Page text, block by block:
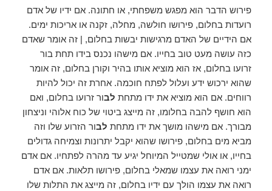
פירוש הדבר הוא מפגש משפחתי, או חתונה. אם ידיו של אדם
רועדות בחלום, פירושו חולשה, מחלה, זקנה או אריכות ימים.
אם הידיים של האדם מרגישות יבשות בחלום, | זה אומר שאדם
כזה עושה מעט טוב בחייו. אם מישהו נכנס בידו תחת בור
זרועו בחלום, אז הוא מוציא אותו בהיר וקורן בחלום, זה אומר
שהוא ירכוש ידע ועלול לפתח חוכמה. אחרת זה יכול להיות
רווחים. אם הוא מוציא את ידו מתחת לבור זרועו בחלום, ואם
הוא חושף להבה בחלומו, זה מייצג ביטוי של כוח אלוהי וניצחון
מבורך. אם מישהו מושך את ידו מתחת לבור הזרוע שלו וזה
מביא מים בחלום, פירושו שהוא יקבל יתרונות וצמיחה גדולים
בחייו, או אולי שמטייל המיוחל יגיע עד מהרה לפתחיו. אם אדם
ימני רואה את עצמו שמאלי בחלום, פירושו תלאות. אם אדם
רואה את עצמו הולך עם ידיו בחלום, זה מייצג את התלות שלו